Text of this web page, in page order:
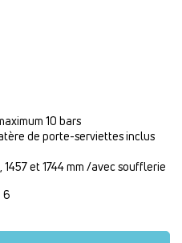
10 bars
de porte-serviettes inclus
1457 et 1744 mm /avec soufflerie
: 6